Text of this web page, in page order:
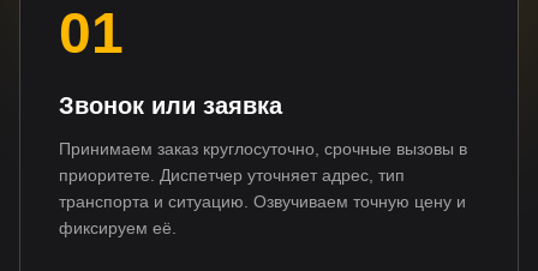
01
Звонок или заявка
Принимаем заказ круглосуточно, срочные вызовы в
приоритете. Диспетчер уточняет адрес, тип
транспорта и ситуацию. Озвучиваем точную цену и
фиксируем её.